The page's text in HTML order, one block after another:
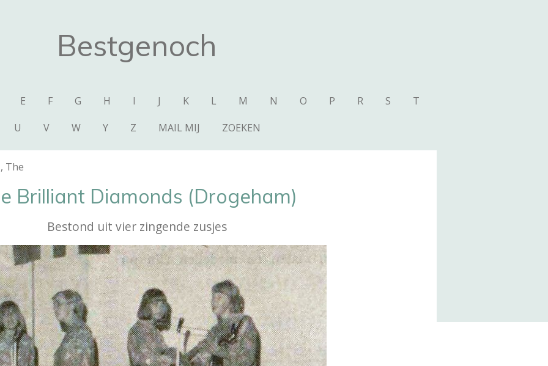
Bestgenoch
E F G H I J K L M N O P R S
T
U
V W Y Z MAIL MIJ ZOEKEN
The
Brilliant Diamonds (Drogeham)
Bestond uit vier zingende zusjes